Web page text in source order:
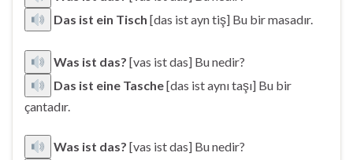
Das ist ein Tisch [das ist ayn tiş] Bu bir masadır.
Was ist das? [vas ist das] Bu nedir?
Das ist eine Tasche[das ist aynı taşı] Bu bir
çantadır.
Was ist das? [vas ist das] Bu nedir?